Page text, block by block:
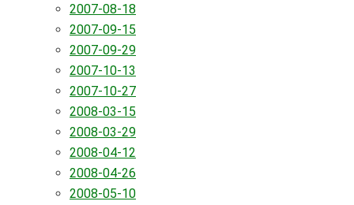
2007-08-18
2007-09-15
2007-09-29
2007-10-13
2007-10-27
2008-03-15
2008-03-29
2008-04-12
2008-04-26
2008-05-10